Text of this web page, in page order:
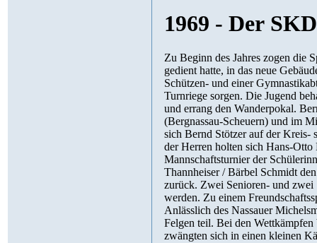
1969 - Der
Zu Beginn des Jahres zogen die Sportler von
gedient hatte, in das neue Gebäude um. Das Sportangebot des Klubs wurde durch die Gründung einer
Schützen- und einer Gymnastikabteilung
Turnriege sorgen. Die Jugend behauptete sich auf den TT-Kreismeisterschaften als
und errang den Wanderpokal. Bernd Stötzer wurde Kreismeister im Jugend-Einzel, im Doppel mit Stork
(Bergnassau-Scheuern) und im Mixed mit Mechthild Heck gewann er ebenfalls den Titel.
sich Bernd Stötzer auf der Kreis- sowie
der Herren holten sich Hans-Otto Heck und Karl-Werner Späth einen dritten Platz im Doppel. Bei einem 2er
Mannschaftsturnier der Schülerinnen
Thannheiser / Bärbel Schmidt den 2. Platz. Zur TT-Runde 1969/70 kam
zurück. Zwei Senioren- und zwei Schülermannschaften konnten zum Mannschafts-spielbetrieb gemeldet
werden. Zu einem Freundschaftsspiel waren Spieler eines
Anlässlich des Nassauer Michelsmarktes nahm der Sport Klub am „Spiel in kleine Grenzen“ mit Camillo
Felgen teil. Bei den Wettkämpfen beeindruckten die